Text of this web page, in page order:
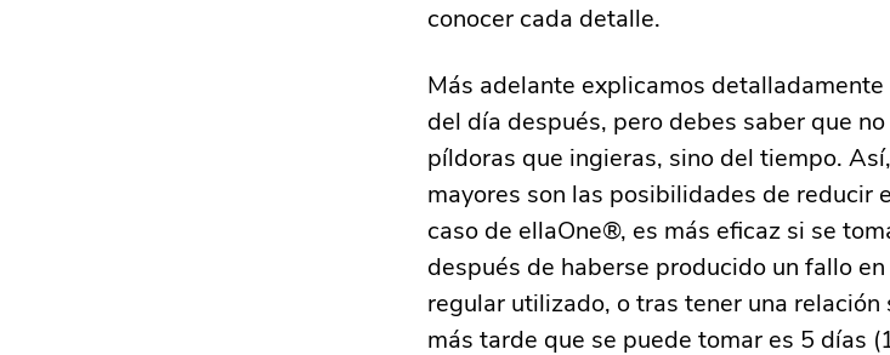
conocer cada detalle.
Más adelante explicamos
del día después, pero debes saber que
píldoras que ingieras, sino del tiempo.
mayores son las posibilidades de reducir
caso de ellaOne®, es más eficaz si se
después de haberse producido un fallo
regular utilizado, o tras tener una
más tarde que se puede tomar es 5 días